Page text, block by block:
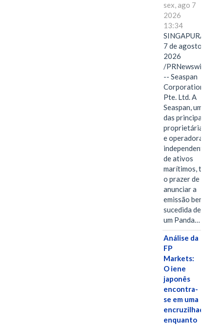
sex, ago 7
2026
13:34
SINGAPURA,
7 de agosto de
2026
/PRNewswire/
-- Seaspan
Corporation
Pte. Ltd. A
Seaspan, uma
das principais
proprietárias
e operadoras
independentes
de ativos
marítimos, tem
o prazer de
anunciar a
emissão bem-
sucedida de
um Panda…
Análise da
FP
Markets:
O iene
japonês
encontra-
se em uma
encruzilhada
enquanto